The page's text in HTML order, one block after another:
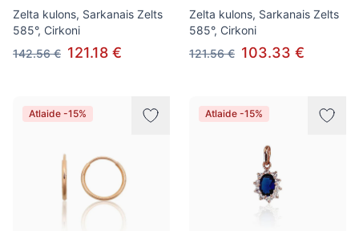
Zelta kulons, Sarkanais Zelts
585°, Cirkoni
142.56 € 121.18 €
Zelta kulons, Sarkanais Zelts
585°, Cirkoni
121.56 € 103.33 €
Atlaide -15% Atlaide -15%